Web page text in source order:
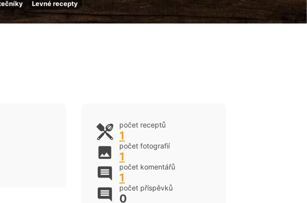
Levné recepty
počet receptů
1
počet fotografií
1
počet komentářů
1
počet příspěvků
0